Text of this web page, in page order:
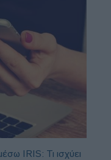
IRIS: Τι ισχύει